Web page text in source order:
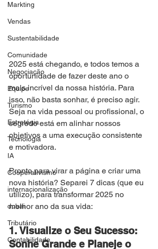
Markting
Vendas
Sustentabilidade
Comunidade
Negociação
Equipe
Turismo
Estratégia
Tecnologia
IA
Cooperativismo
internacionalização
dubai
Tributário
Contabilidade
2025 está chegando, e todos temos a
oportunidade de fazer deste ano o
mais incrível da nossa história. Para
isso, não basta sonhar, é preciso agir.
Seja na vida pessoal ou profissional, o
segredo está em alinhar nossos
objetivos a uma execução consistente
e motivadora.
Pronto para virar a página e criar uma
nova história? Separei 7 dicas (que eu
utilizo), para transformar 2025 no
melhor ano da sua vida:
1. Visualize o Seu Sucesso:
Sonhe Grande e Planeje o